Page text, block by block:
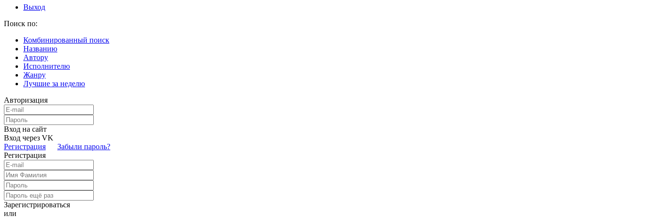
Выход
Поиск по:
Комбинированный поиск
Названию
Автору
Исполнителю
Жанру
Лучшие за неделю
Авторизация
Вход на сайт
Вход через VK
Регистрация
Забыли пароль?
Регистрация
Зарегистрироваться
или